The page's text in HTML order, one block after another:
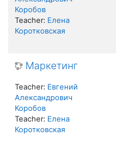
Коробов
Teacher: Елена
Коротковская
Маркетинг
Teacher: Евгений
Александрович
Коробов
Teacher: Елена
Коротковская